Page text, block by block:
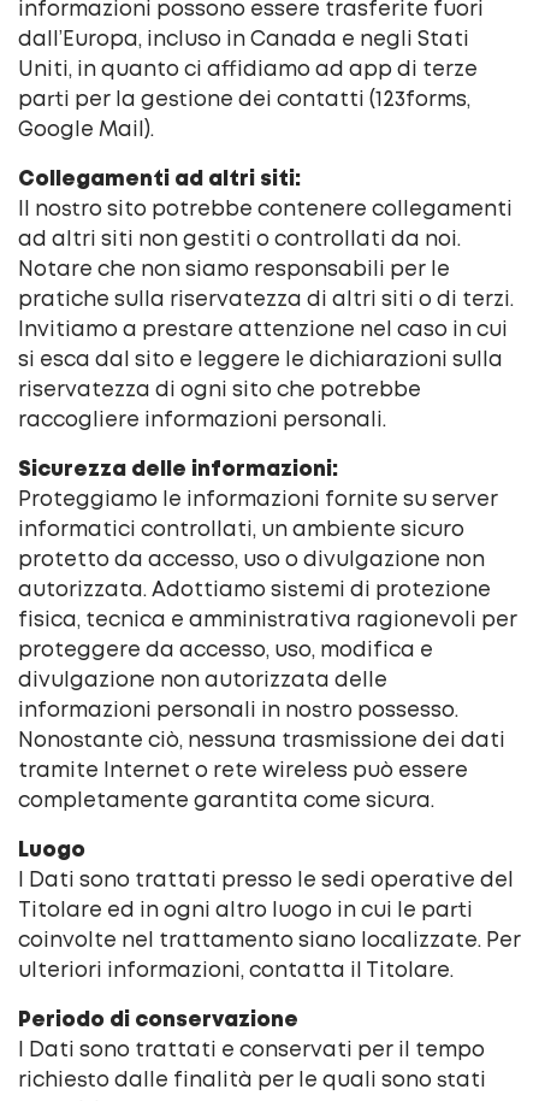
informazioni possono essere trasferite fuori
dall’Europa, incluso in Canada e negli Stati
Uniti, in quanto ci affidiamo ad app di terze
parti per la gestione dei contatti (123forms,
Google Mail).
Collegamenti ad altri siti:
Il nostro sito potrebbe contenere collegamenti
ad altri siti non gestiti o controllati da noi.
Notare che non siamo responsabili per le
pratiche sulla riservatezza di altri siti o di terzi.
Invitiamo a prestare attenzione nel caso in cui
si esca dal sito e leggere le dichiarazioni sulla
riservatezza di ogni sito che potrebbe
raccogliere informazioni personali.
Sicurezza delle informazioni:
Proteggiamo le informazioni fornite su server
informatici controllati, un ambiente sicuro
protetto da accesso, uso o divulgazione non
autorizzata. Adottiamo sistemi di protezione
fisica, tecnica e amministrativa ragionevoli per
proteggere da accesso, uso, modifica e
divulgazione non autorizzata delle
informazioni personali in nostro possesso.
Nonostante ciò, nessuna trasmissione dei dati
tramite Internet o rete wireless può essere
completamente garantita come sicura.
Luogo
I Dati sono trattati presso le sedi operative del
Titolare ed in ogni altro luogo in cui le parti
coinvolte nel trattamento siano localizzate. Per
ulteriori informazioni, contatta il Titolare.
Periodo di conservazione
I Dati sono trattati e conservati per il tempo
richiesto dalle finalità per le quali sono stati